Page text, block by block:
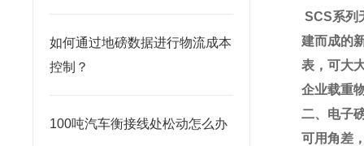
如何通过地磅数据进行物流成本
控制？
100吨汽车衡接线处松动怎么办
SCS系列
建而成的
表，可大
企业载重
二、电子
可用角差